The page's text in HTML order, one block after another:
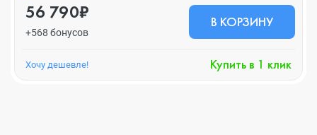
56 790₽
+568 бонусов
В КОРЗИНУ
Хочу дешевле! Купить в 1 клик